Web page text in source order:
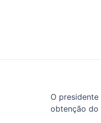
O
obtenção do